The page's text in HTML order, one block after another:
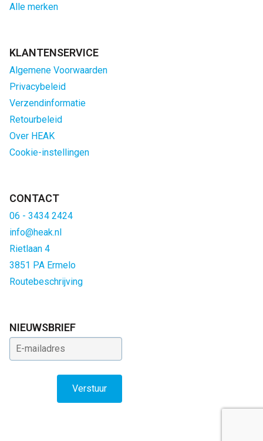
Alle merken
KLANTENSERVICE
Algemene Voorwaarden
Privacybeleid
Verzendinformatie
Retourbeleid
Over HEAK
Cookie-instellingen
CONTACT
06 - 3434 2424
info@heak.nl
Rietlaan 4
3851 PA Ermelo
Routebeschrijving
NIEUWSBRIEF
E-mailadres